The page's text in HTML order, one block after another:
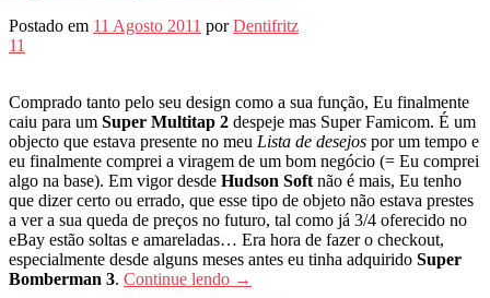
Postado em 11 Agosto 2011 porDentifritz
11
Comprado tanto pelo seu design como a sua função, Eu finalmente
caiu para um Super Multitap 2 despeje mas Super Famicom. É um
objecto que estava presente no meu Lista de desejos por um tempo e
eu finalmente comprei a viragem de um bom negócio (= Eu comprei
algo na base). Em vigor desde Hudson Soft não é mais, Eu tenho
que dizer certo ou errado, que esse tipo de objeto não estava prestes
a ver a sua queda de preços no futuro, tal como já 3/4 oferecido no
eBay estão soltas e amareladas… Era hora de fazer o checkout,
especialmente desde alguns meses antes eu tinha adquirido Super
Bomberman 3. Continue lendo →